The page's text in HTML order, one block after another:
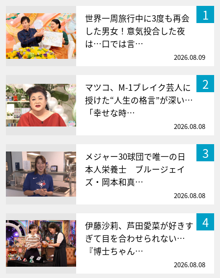
1
世界一周旅行中に3度も再会
した男女！意気投合した夜
は…口では言…
2026.08.09
2
マツコ、M-1ブレイク芸人に
授けた“人生の格言”が深い…
「幸せな時…
2026.08.08
3
メジャー30球団で唯一の日
本人栄養士 ブルージェイ
ズ・岡本和真…
2026.08.08
4
伊藤沙莉、芦田愛菜が好きす
ぎて目を合わせられない…
『博士ちゃん…
2026.08.08